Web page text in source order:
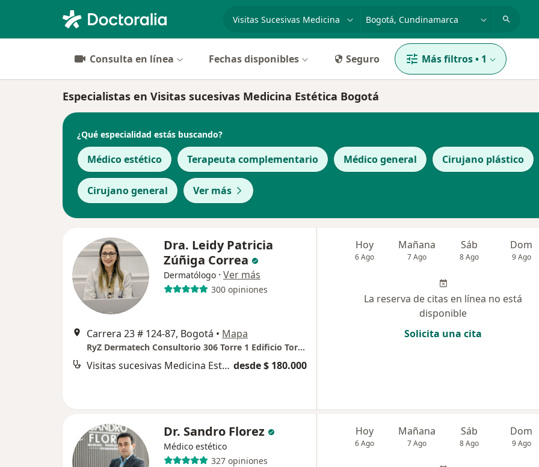
especialidad, enfermedad o nombre
p. ej. Bogotá
Consulta en línea Fechas disponibles Seguro Más filtros• 1
Especialistas en Visitas sucesivas Medicina Estética Bogotá
¿Qué especialidad estás buscando?
Médico estético Terapeuta complementario Médico general Cirujano plástico
Cirujano general Ver más
Dra. Leidy Patricia
Zúñiga Correa
Dermatólogo · Ver más
300 opiniones
Carrera 23 # 124-87, Bogotá • Mapa
RyZ Dermatech Consultorio 306 Torre 1 Edificio Torre Zentai
Visitas sucesivas Medicina Estética desde $ 180.000
Hoy
6 Ago
Mañana
7 Ago
Sáb
8 Ago
Dom
9 Ago
La reserva de citas en línea no está
disponible
Solicita una cita
Dr. Sandro Florez
Médico estético
327 opiniones
Hoy
6 Ago
Mañana
7 Ago
Sáb
8 Ago
Dom
9 Ago